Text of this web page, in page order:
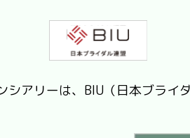
シアリーは、BIU（日本ブライ